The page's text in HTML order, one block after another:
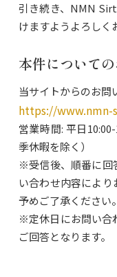
引き続き、NMN
けますようよろしく
本件について
当サイトからのお問
https://
営業時間: 平日
季休暇を除く）
※受信後、順番に回
い合わせ内容により
予めご了承ください。
※定休日にお問い合
ご回答となります。